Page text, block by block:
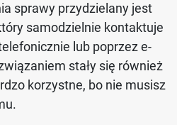
sprawy przydzielany jest
samodzielnie kontaktuje
lub poprzez e-
stały się również
korzystne, bo nie musisz